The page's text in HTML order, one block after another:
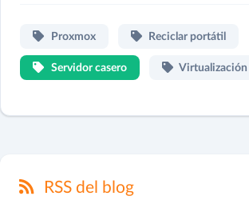
Proxmox Reciclar portátil
Servidor casero Virtualización
RSS del blog